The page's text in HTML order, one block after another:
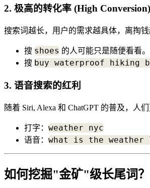
2. 极高的转化率 (High Conversion)
搜索词越长，用户的需求越具体，离掏钱
搜 shoes 的人可能只是随便看看。
搜 buy waterproof hiking
3. 语音搜索的红利
随着 Siri, Alexa 和 ChatGPT 的普及，人
打字： weather nyc
语音： what is the
如何挖掘"金矿"级长尾词？